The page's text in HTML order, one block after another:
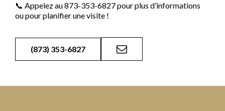
📞 Appelez au 873-353-6827 pour plus d’informations
ou pour planifier une visite !
(873) 353-6827